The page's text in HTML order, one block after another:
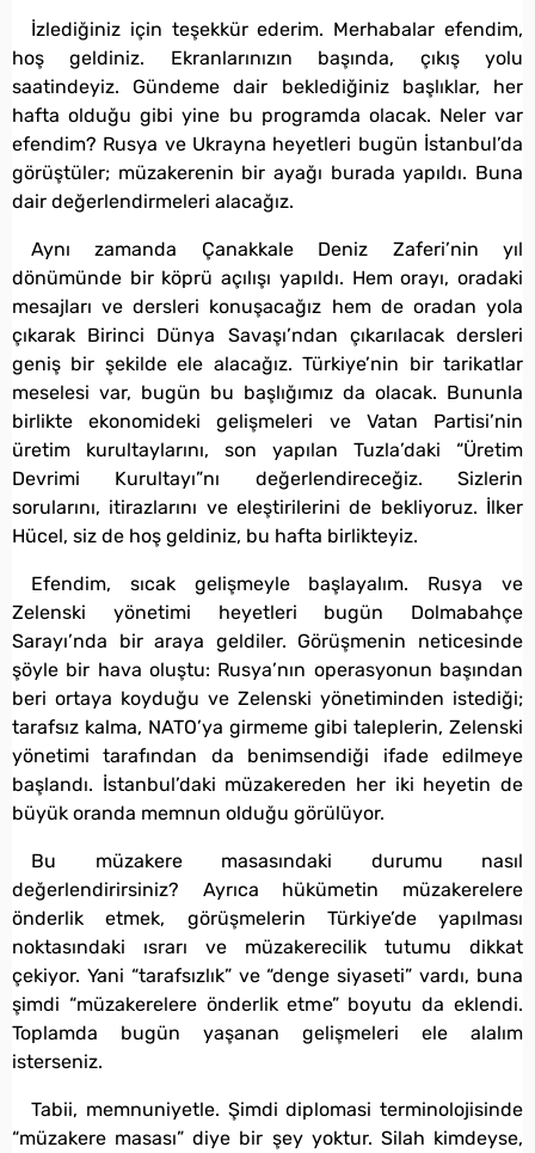
İzlediğiniz için teşekkür ederim. Merhabalar efendim,
hoş geldiniz. Ekranlarınızın başında, çıkış yolu
saatindeyiz. Gündeme dair beklediğiniz başlıklar, her
hafta olduğu gibi yine bu programda olacak. Neler var
efendim? Rusya ve Ukrayna heyetleri bugün İstanbul’da
görüştüler; müzakerenin bir ayağı burada yapıldı. Buna
dair değerlendirmeleri alacağız.
Aynı zamanda Çanakkale Deniz Zaferi’nin yıl
dönümünde bir köprü açılışı yapıldı. Hem orayı, oradaki
mesajları ve dersleri konuşacağız hem de oradan yola
çıkarak Birinci Dünya Savaşı’ndan çıkarılacak dersleri
geniş bir şekilde ele alacağız. Türkiye’nin bir tarikatlar
meselesi var, bugün bu başlığımız da olacak. Bununla
birlikte ekonomideki gelişmeleri ve Vatan Partisi’nin
üretim kurultaylarını, son yapılan Tuzla’daki “Üretim
Devrimi Kurultayı”nı değerlendireceğiz. Sizlerin
sorularını, itirazlarını ve eleştirilerini de bekliyoruz. İlker
Hücel, siz de hoş geldiniz, bu hafta birlikteyiz.
Efendim, sıcak gelişmeyle başlayalım. Rusya ve
Zelenski yönetimi heyetleri bugün Dolmabahçe
Sarayı’nda bir araya geldiler. Görüşmenin neticesinde
şöyle bir hava oluştu: Rusya’nın operasyonun başından
beri ortaya koyduğu ve Zelenski yönetiminden istediği;
tarafsız kalma, NATO’ya girmeme gibi taleplerin, Zelenski
yönetimi tarafından da benimsendiği ifade edilmeye
başlandı. İstanbul’daki müzakereden her iki heyetin de
büyük oranda memnun olduğu görülüyor.
Bu müzakere masasındaki durumu nasıl
değerlendirirsiniz? Ayrıca hükümetin müzakerelere
önderlik etmek, görüşmelerin Türkiye’de yapılması
noktasındaki ısrarı ve müzakerecilik tutumu dikkat
çekiyor. Yani “tarafsızlık” ve “denge siyaseti” vardı, buna
şimdi “müzakerelere önderlik etme” boyutu da eklendi.
Toplamda bugün yaşanan gelişmeleri ele alalım
isterseniz.
Tabii, memnuniyetle. Şimdi diplomasi terminolojisinde
“müzakere masası” diye bir şey yoktur. Silah kimdeyse,